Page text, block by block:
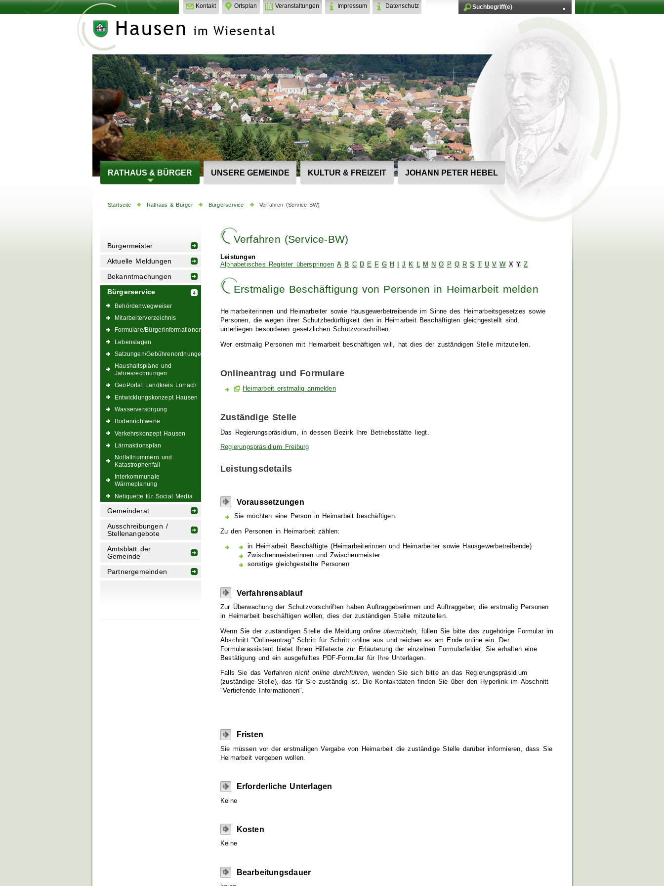
Kontakt Ortsplan Veranstaltungen Impressum Datenschutz
RATHAUS & BÜRGER UNSERE GEMEINDE KULTUR & FREIZEIT JOHANN PETER HEBEL
Startseite Rathaus & Bürger Bürgerservice Verfahren (Service-BW)
Bürgermeister
Aktuelle Meldungen
Bekanntmachungen
Bürgerservice
Behördenwegweiser
Mitarbeiterverzeichnis
Formulare/Bürgerinformationen
Lebenslagen
Satzungen/Gebührenordnungen
Haushaltspläne und
Jahresrechnungen
GeoPortal Landkreis Lörrach
Entwicklungskonzept Hausen
Wasserversorgung
Bodenrichtwerte
Verkehrskonzept Hausen
Lärmaktionsplan
Notfallnummern und
Katastrophenfall
Interkommunale
Wärmeplanung
Netiquette für Social Media
Gemeinderat
Ausschreibungen /
Stellenangebote
Amtsblatt der
Gemeinde
Partnergemeinden
Verfahren (Service-BW)
Leistungen
Alphabetisches Register überspringen A B C D E F G H J K L M N O P Q R S U V W X Y Z
Erstmalige Beschäftigung von Personen in Heimarbeit melden
Heimarbeiterinnen und Heimarbeiter sowie Hausgewerbetreibende im Sinne des Heimarbeitsgesetzes sowie
Personen, die wegen ihrer Schutzbedürftigkeit den in Heimarbeit Beschäftigten gleichgestellt sind,
unterliegen besonderen gesetzlichen Schutzvorschriften.
Wer erstmalig Personen mit Heimarbeit beschäftigen will, hat dies der zuständigen Stelle mitzuteilen.
Onlineantrag und Formulare
Heimarbeit erstmalig anmelden
Zuständige Stelle
Das Regierungspräsidium, in dessen Bezirk Ihre Betriebsstätte liegt.
Regierungspräsidium Freiburg
Leistungsdetails
Voraussetzungen
Sie möchten eine Person in Heimarbeit beschäftigen.
Zu den Personen in Heimarbeit zählen:
in Heimarbeit Beschäftigte (Heimarbeiterinnen und Heimarbeiter sowie Hausgewerbetreibende)
Zwischenmeisterinnen und Zwischenmeister
sonstige gleichgestellte Personen
Verfahrensablauf
Zur Überwachung der Schutzvorschriften haben Auftraggeberinnen und Auftraggeber, die erstmalig Personen
in Heimarbeit beschäftigen wollen, dies der zuständigen Stelle mitzuteilen.
Wenn Sie der zuständigen Stelle die Meldung online übermitteln, füllen Sie bitte das zugehörige Formular im
Abschnitt "Onlineantrag" Schritt für Schritt online aus und reichen es am Ende online ein. Der
Formularassistent bietet Ihnen Hilfetexte zur Erläuterung der einzelnen Formularfelder. Sie erhalten eine
Bestätigung und ein ausgefülltes PDF-Formular für Ihre Unterlagen.
Falls Sie das Verfahren nicht online durchführen, wenden Sie sich bitte an das Regierungspräsidium
(zuständige Stelle), das für Sie zuständig ist. Die Kontaktdaten finden Sie über den Hyperlink im Abschnitt
"Vertiefende Informationen".
Fristen
Sie müssen vor der erstmaligen Vergabe von Heimarbeit die zuständige Stelle darüber informieren, dass Sie
Heimarbeit vergeben wollen.
Erforderliche Unterlagen
Keine
Kosten
Keine
Bearbeitungsdauer